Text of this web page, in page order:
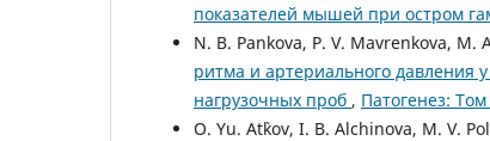
показателей мышей при остром
N. B. Pankova, P. V. Mavrenkova, M.
ритма и артериального
нагрузочных проб , Патогенез:
O. Yu. At`kov, I. B. Alchinova, M. V.